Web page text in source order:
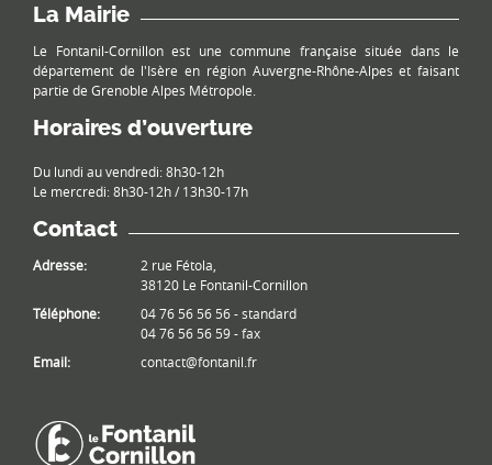
La Mairie
Le Fontanil-Cornillon est une commune française située dans le
département de l'Isère en région Auvergne-Rhône-Alpes et faisant
partie de Grenoble Alpes Métropole.
Horaires d’ouverture
Du lundi au vendredi: 8h30-12h
Le mercredi: 8h30-12h / 13h30-17h
Contact
Adresse:
2 rue Fétola,
38120 Le Fontanil-Cornillon
Téléphone:
04 76 56 56 56 - standard
04 76 56 56 59 - fax
Email:
contact@fontanil.fr